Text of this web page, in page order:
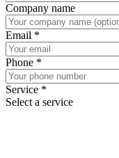
Company name
Email *
Phone *
Service *
Select a service